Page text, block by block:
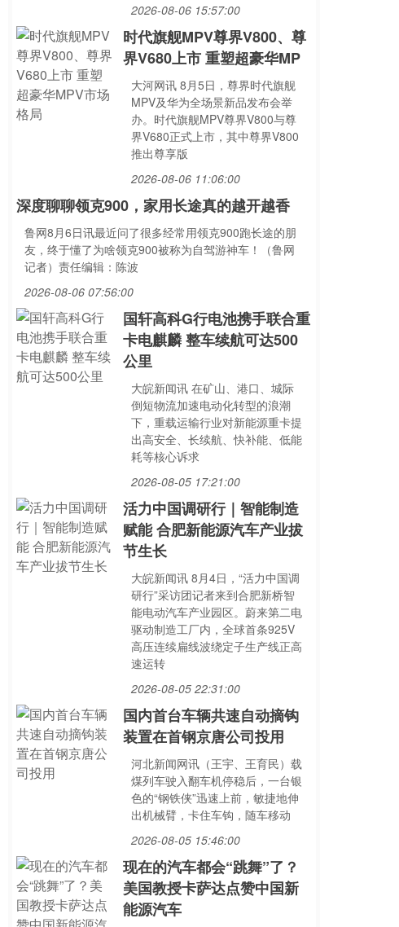
2026-08-06 15:57:00
时代旗舰MPV尊界V800、尊
界V680上市 重塑超豪华MP
大河网讯 8月5日，尊界时代旗舰
MPV及华为全场景新品发布会举
办。时代旗舰MPV尊界V800与尊
界V680正式上市，其中尊界V800
推出尊享版
2026-08-06 11:06:00
深度聊聊领克900，家用长途真的越开越香
鲁网8月6日讯最近问了很多经常用领克900跑长途的朋
友，终于懂了为啥领克900被称为自驾游神车！（鲁网
记者）责任编辑：陈波
2026-08-06 07:56:00
国轩高科G行电池携手联合重
卡电麒麟 整车续航可达500
公里
大皖新闻讯 在矿山、港口、城际
倒短物流加速电动化转型的浪潮
下，重载运输行业对新能源重卡提
出高安全、长续航、快补能、低能
耗等核心诉求
2026-08-05 17:21:00
活力中国调研行｜智能制造
赋能 合肥新能源汽车产业拔
节生长
大皖新闻讯 8月4日，“活力中国调
研行”采访团记者来到合肥新桥智
能电动汽车产业园区。蔚来第二电
驱动制造工厂内，全球首条925V
高压连续扁线波绕定子生产线正高
速运转
2026-08-05 22:31:00
国内首台车辆共速自动摘钩
装置在首钢京唐公司投用
河北新闻网讯（王宇、王育民）载
煤列车驶入翻车机停稳后，一台银
色的“钢铁侠”迅速上前，敏捷地伸
出机械臂，卡住车钩，随车移动
2026-08-05 15:46:00
现在的汽车都会“跳舞”了？
美国教授卡萨达点赞中国新
能源汽车